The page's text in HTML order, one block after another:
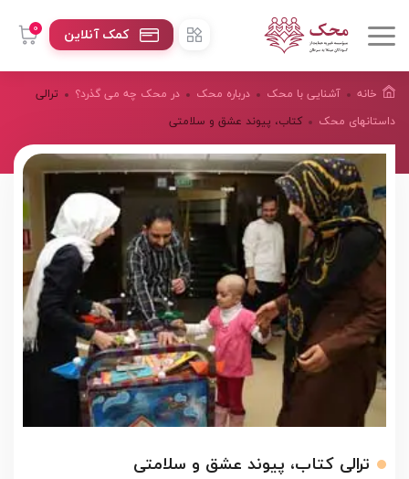
0 کمک آنلاین
خانه آشنایی با محک درباره محک
در محک چه می گذرد؟
داستانهای محک
ترالی
کتاب، پیوند عشق و سلامتی
ترالی کتاب، پیوند عشق و سلامتی